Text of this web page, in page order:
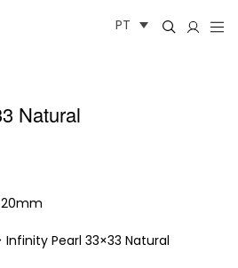
PT
Natural
Infinity Pearl 33×33 Natural